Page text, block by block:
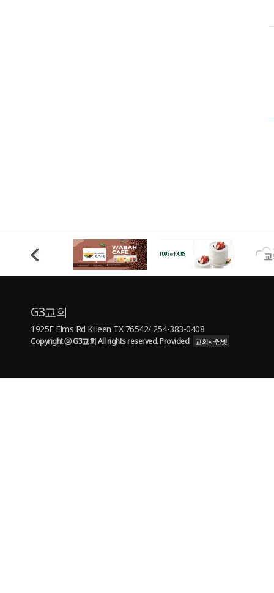
G3교회
1925E Elms Rd Killeen TX 76542/ 254-383-0408
Copyright ⓒ G3교회 All rights reserved. Provided 교회사랑넷